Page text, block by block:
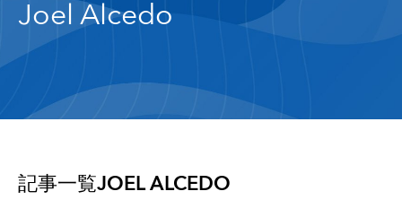
Joel Alcedo
記事一覧JOEL ALCEDO